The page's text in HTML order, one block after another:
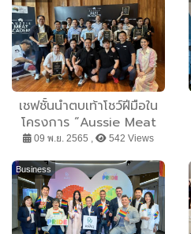
เชฟชั้นนำตบเท้าโชว์ฝีมือใน
โครงการ “Aussie Meat
Academy”
09 พ.ย. 2565 , 542 Views
Business